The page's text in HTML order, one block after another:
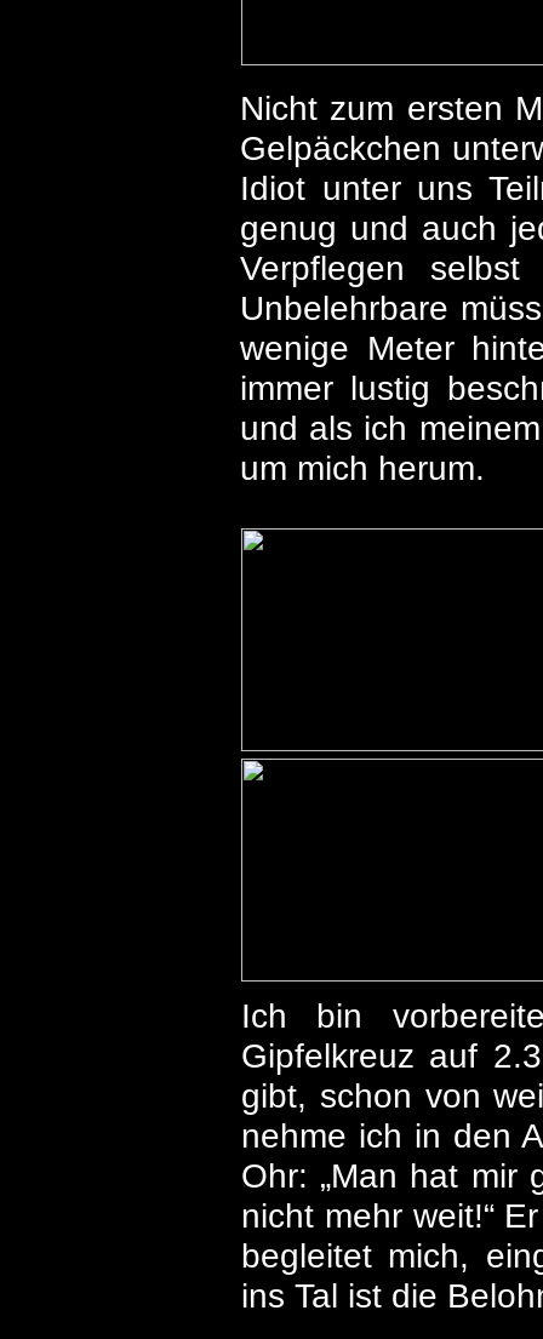
Nicht zum ersten
Gelpäckchen
Idiot unter uns
genug und auch
Verpflegen
Unbelehrbare
wenige Meter
immer lustig
und als ich
um mich herum.
Ich bin
Gipfelkreuz auf
gibt, schon von
nehme ich in den
Ohr: „Man hat mir
nicht mehr weit!“
begleitet mich,
ins Tal ist die